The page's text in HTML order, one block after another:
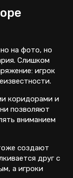
на фото, но
Слишком
игрок
коридорами и
позволяют
вниманием
создают
друг с
а игроки